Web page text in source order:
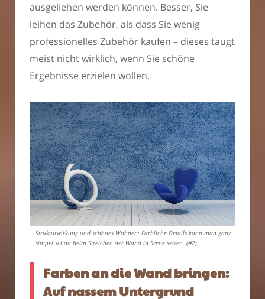
ausgeliehen werden können. Besser, Sie
leihen das Zubehör, als dass Sie wenig
professionelles Zubehör kaufen – dieses taugt
meist nicht wirklich, wenn Sie schöne
Ergebnisse erzielen wollen.
Strukturwirkung und schönes Wohnen: Farbliche Details kann man ganz
simpel schon beim Streichen der Wand in Szene setzen. (#2)
Farben an die Wand bringen:
Auf nassem Untergrund